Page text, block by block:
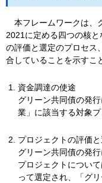
本フレームワークは、
2021に定める四つの核
の評価と選定のプロセス
合していることを示すこ
資金調達の使途
グリーン共同債の発
業」に該当する対象
プロジェクトの評価
グリーン共同債の発
プロジェクトについ
って選定され、「グ